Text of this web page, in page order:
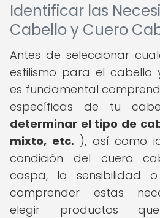
Identificar las
Cabello y Cuero
Antes de seleccionar
estilismo para el cabello
es fundamental
específicas de tu
determinar el tipo de
mixto, etc. ), así como
condición del cuero
caspa, la sensibilidad
comprender estas
elegir productos